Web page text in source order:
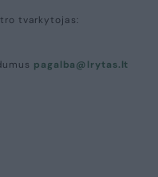
tvarkytojas:
pagalba@lrytas.lt